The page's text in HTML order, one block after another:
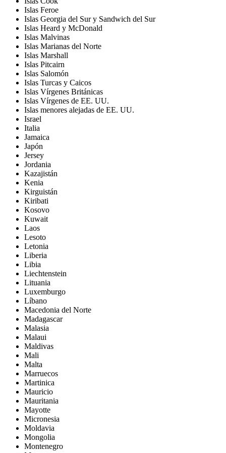
Islas Feroe
Islas Georgia del Sur y Sandwich del Sur
Islas Heard y McDonald
Islas Malvinas
Islas Marianas del Norte
Islas Marshall
Islas Pitcairn
Islas Salomón
Islas Turcas y Caicos
Islas Vírgenes Británicas
Islas Vírgenes de EE. UU.
Islas menores alejadas de EE. UU.
Israel
Italia
Jamaica
Japón
Jersey
Jordania
Kazajistán
Kenia
Kirguistán
Kiribati
Kosovo
Kuwait
Laos
Lesoto
Letonia
Liberia
Libia
Liechtenstein
Lituania
Luxemburgo
Líbano
Macedonia del Norte
Madagascar
Malasia
Malaui
Maldivas
Mali
Malta
Marruecos
Martinica
Mauricio
Mauritania
Mayotte
Micronesia
Moldavia
Mongolia
Montenegro